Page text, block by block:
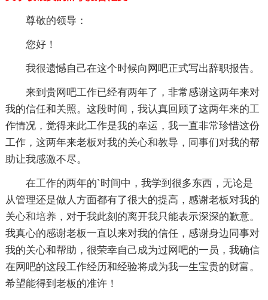
尊敬的领导：
您好！
我很遗憾自己在这个时候向网吧正式写出辞职报告。
来到贵网吧工作已经有两年了，非常感谢这两年来对
我的信任和关照。这段时间，我认真回顾了这两年来的工
作情况，觉得来此工作是我的幸运，我一直非常珍惜这份
工作，这两年来老板对我的关心和教导，同事们对我的帮
助让我感激不尽。
在工作的两年的`时间中，我学到很多东西，无论是
从管理还是做人方面都有了很大的提高，感谢老板对我的
关心和培养，对于我此刻的离开我只能表示深深的歉意。
我真心的感谢老板一直以来对我的信任，感谢身边同事对
我的关心和帮助，很荣幸自己成为过网吧的一员，我确信
在网吧的这段工作经历和经验将成为我一生宝贵的财富。
希望能得到老板的准许！